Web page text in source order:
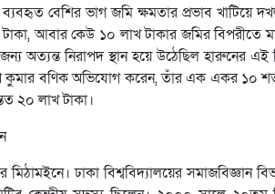
ব্যবহৃত বেশির ভাগ জমি ক্ষমতার প্রভাব
আবার কেউ ১০ লাখ টাকার জমির বিপরীতে
অত্যন্ত নিরাপদ স্থান হয়ে উঠেছিল হারুনের
কুমার বণিক অভিযোগ করেন, তাঁর এক একর ১০
২০ লাখ টাকা।
ঢাকা বিশ্ববিদ্যালয়ের সমাজবিজ্ঞান